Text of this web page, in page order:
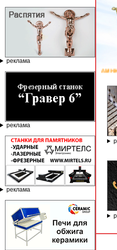
реклама
реклама
реклама
ОТ КОМПАНИИ ГРАВЁР -